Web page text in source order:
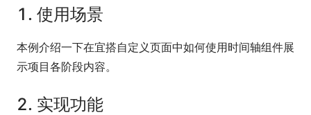
1. 使用场景
本例介绍一下在宜搭自定义页面中如何使用时间轴组件展
示项目各阶段内容。
2. 实现功能